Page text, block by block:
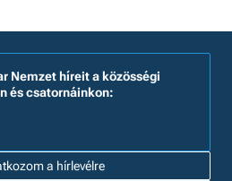
a hírlevélre
Nemzet híreit a közösségi
és csatornáinkon: